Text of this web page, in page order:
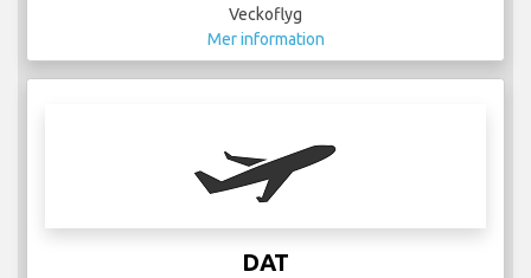
Veckoflyg
Mer information
DAT